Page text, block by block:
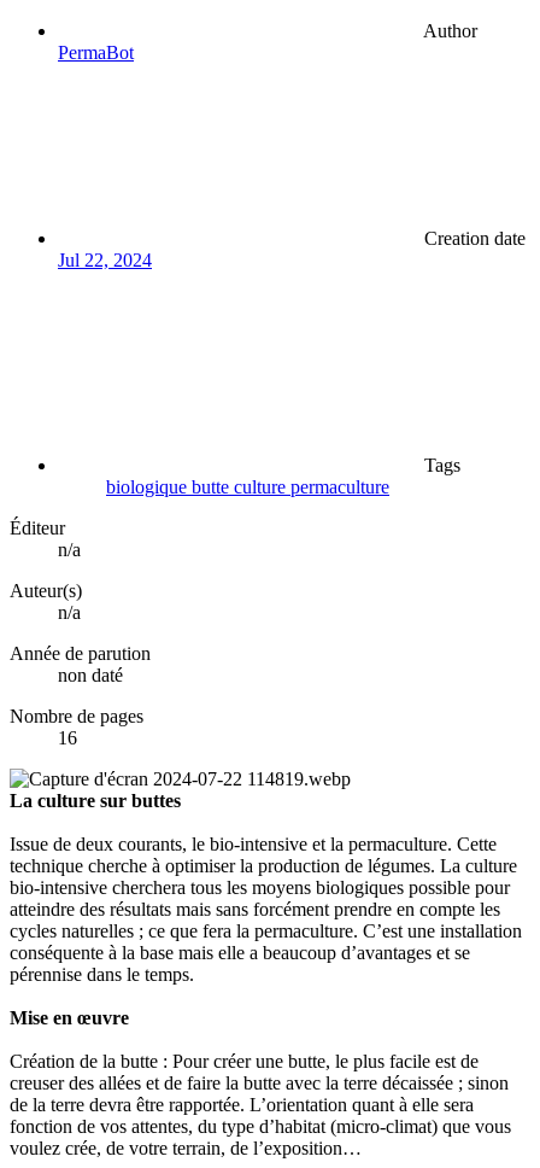
Author
PermaBot
Creation date
Jul 22, 2024
Tags
biologique butte culture permaculture
Éditeur
n/a
Auteur(s)
n/a
Année de parution
non daté
Nombre de pages
16
La culture sur buttes
Issue de deux courants, le bio-intensive et la permaculture. Cette
technique cherche à optimiser la production de légumes. La culture
bio-intensive cherchera tous les moyens biologiques possible pour
atteindre des résultats mais sans forcément prendre en compte les
cycles naturelles ; ce que fera la permaculture. C’est une installation
conséquente à la base mais elle a beaucoup d’avantages et se
pérennise dans le temps.
Mise en œuvre
Création de la butte : Pour créer une butte, le plus facile est de
creuser des allées et de faire la butte avec la terre décaissée ; sinon
de la terre devra être rapportée. L’orientation quant à elle sera
fonction de vos attentes, du type d’habitat (micro-climat) que vous
voulez crée, de votre terrain, de l’exposition…